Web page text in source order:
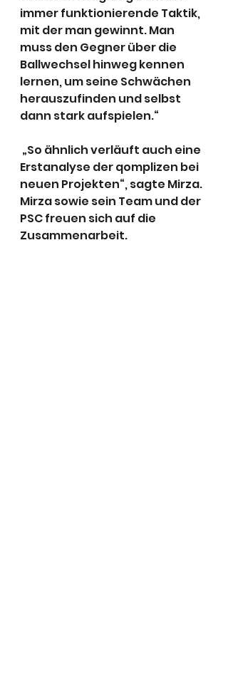
immer funktionierende Taktik,
mit der man gewinnt. Man
muss den Gegner über die
Ballwechsel hinweg kennen
lernen, um seine Schwächen
herauszufinden und selbst
dann stark aufspielen.“
Erstanalyse der qomplizen bei
neuen Projekten“, sagte Mirza.
Mirza sowie sein Team und der
PSC freuen sich auf die
Zusammenarbeit.